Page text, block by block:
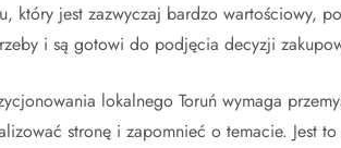
który jest zazwyczaj bardzo wartościowy,
i są gotowi do podjęcia decyzji
lokalnego Toruń wymaga
stronę i zapomnieć o temacie. Jest